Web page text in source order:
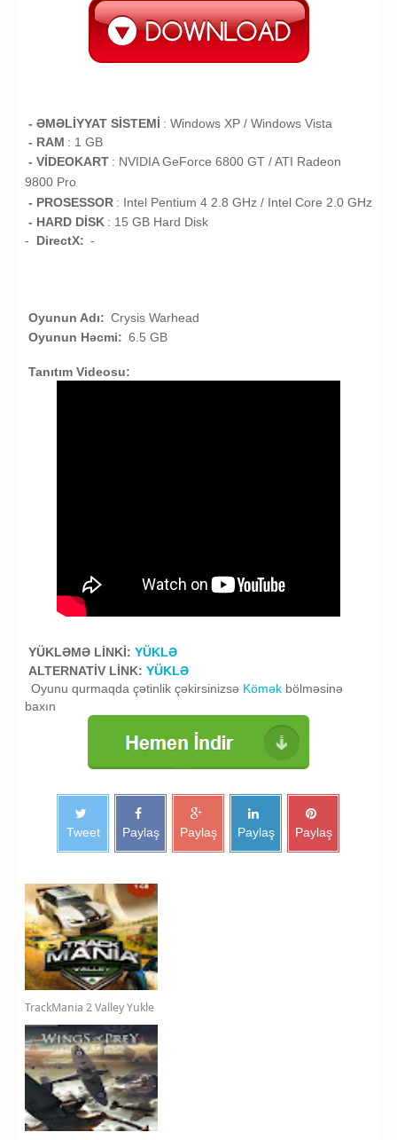
- ƏMƏLİYYAT SİSTEMİ : Windows XP / Windows Vista
- RAM : 1 GB
- VİDEOKART : NVIDIA GeForce 6800 GT / ATI Radeon
9800 Pro
- PROSESSOR : Intel Pentium 4 2.8 GHz / Intel Core 2.0 GHz
- HARD DİSK : 15 GB Hard Disk
-
DirectX: -
Oyunun Adı: Crysis Warhead
Oyunun Həcmi: 6.5 GB
Tanıtım Videosu:
YÜKLƏMƏ LİNKİ: YÜKLƏ
ALTERNATİV LİNK: YÜKLƏ
Oyunu qurmaqda çətinlik çəkirsinizsə Kömək bölməsinə
baxın
Tweet Paylaş Paylaş Paylaş Paylaş
TrackMania 2 Valley Yukle